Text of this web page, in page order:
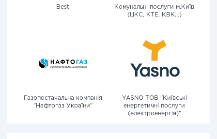
Best
Комунальні послуги м.Київ
(ЦКС, КТЕ, КВК...)
Газопостачальна компанія
"Нафтогаз України"
YASNO ТОВ "Київські
енергетичні послуги
(електроенергія)"